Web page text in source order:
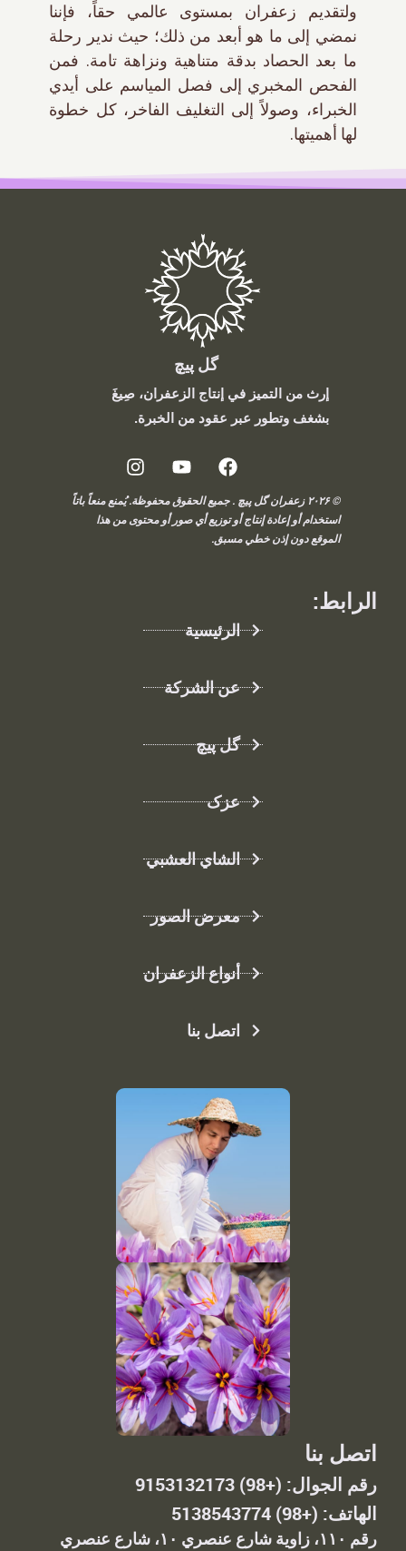
ولتقديم زعفران بمستوى عالمي حقاً، فإننا
نمضي إلى ما هو أبعد من ذلك؛ حيث ندير رحلة
ما بعد الحصاد بدقة متناهية ونزاهة تامة. فمن
الفحص المخبري إلى فصل المياسم على أيدي
الخبراء، وصولاً إلى التغليف الفاخر، كل خطوة
لها أهميتها.
اتصل بنا
رقم الجوال: (+98) 9153132173
الهاتف: (+98) 5138543774
رقم ١١٠، زاوية شارع عنصري ١٠، شارع عنصري
الرابط:
الرئيسية
عن الشركة
گل پیچ
عزک
الشاي العشبي
معرض الصور
أنواع الزعفران
اتصل بنا
گل پیچ
إرث من التميز في إنتاج الزعفران، صِيغَ
بشغف وتطور عبر عقود من الخبرة.
© ۲۰۲۶ زعفران گل پیچ . جميع الحقوق محفوظة. يُمنع منعاً باتاً
استخدام أو إعادة إنتاج أو توزيع أي صور أو محتوى من هذا
الموقع دون إذن خطي مسبق.